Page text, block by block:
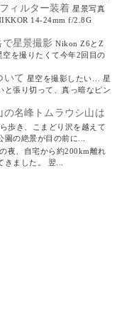
ィルター装着 星景写真
14-24mm f/2.8G
星景撮影 Nikon Z6とZ
を撮りたくて今年2回目の
いて 星空を撮影したい… 星
と張り切って、真っ暗なピン
の名峰トムラウシ山は
歩き、こまどり沢を越えて
の絶景が目の前に...
夜、自宅から約200km離れ
ました。 翌...